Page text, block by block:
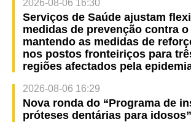
2026-08-06 16:30
Serviços de Saúde ajustam
medidas de prevenção contra
mantendo as medidas de
nos postos fronteiriços para
regiões afectados pela
2026-08-06 16:29
Nova ronda do “Programa de
próteses dentárias para